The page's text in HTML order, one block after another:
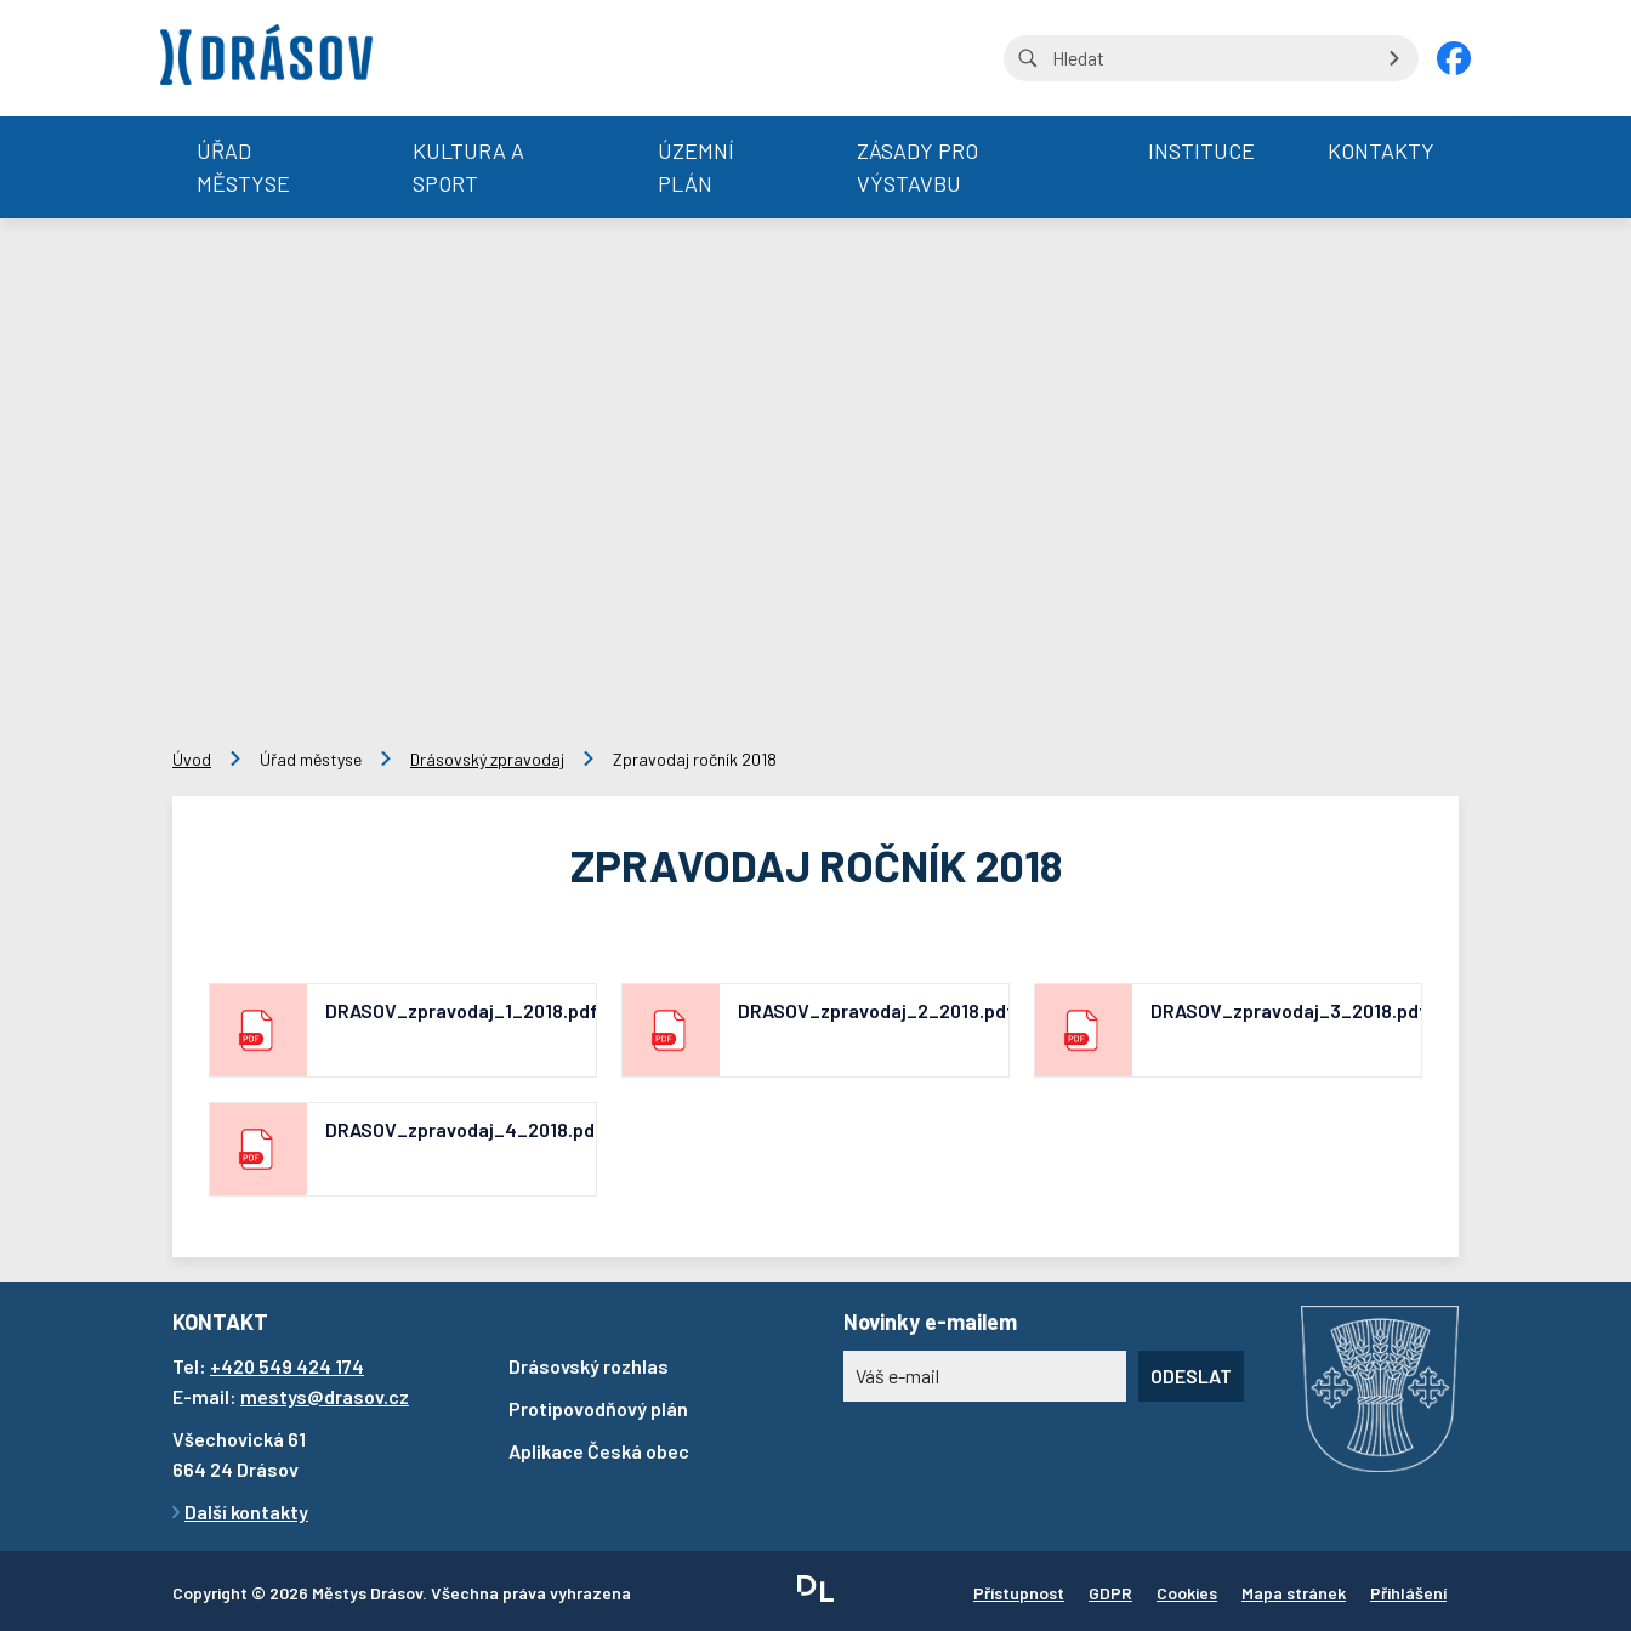
ÚŘAD
MĚSTYSE
KULTURA A
SPORT
ÚZEMNÍ
PLÁN
ZÁSADY PRO
VÝSTAVBU
INSTITUCE KONTAKTY
Úvod Úřad městyse Drásovský zpravodaj Zpravodaj ročník 2018
ZPRAVODAJ ROČNÍK 2018
DRASOV_zpravodaj_1_2018.pdf DRASOV_zpravodaj_2_2018.pdf DRASOV_zpravodaj_3_2018.pdf
DRASOV_zpravodaj_4_2018.pdf
KONTAKT
Tel: +420 549 424 174
E-mail: mestys@drasov.cz
Všechovická 61
664 24 Drásov
Další kontakty
Drásovský rozhlas
Protipovodňový plán
Aplikace Česká obec
Novinky e-mailem
ODESLAT
Copyright © 2026 Městys Drásov. Všechna práva vyhrazena Přístupnost GDPR Cookies Mapa stránek Přihlášení